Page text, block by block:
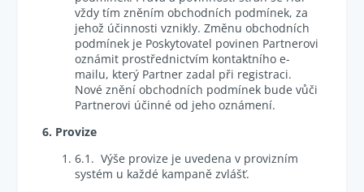
vždy tím zněním obchodních podmínek, za
jehož účinnosti vznikly. Změnu obchodních
podmínek je Poskytovatel povinen Partnerovi
oznámit prostřednictvím kontaktního e-
mailu, který Partner zadal při registraci.
Nové znění obchodních podmínek bude vůči
Partnerovi účinné od jeho oznámení.
6. Provize
6.1. Výše provize je uvedena v provizním
systém u každé kampaně zvlášť.